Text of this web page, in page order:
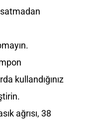
kullandığınız
ağrısı, 38